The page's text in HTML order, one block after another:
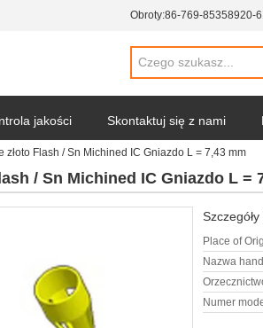
Obroty:86-769-85358920-
jakości Skontaktuj się z nami
Flash / Sn Michined IC Gniazdo L = 7,43 mm
/ Sn Michined IC Gniazdo L =
Place of
Nazwa
Numer